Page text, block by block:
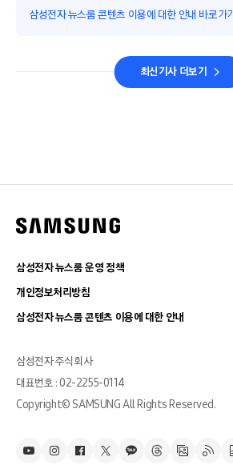
삼성전자 뉴스룸 콘텐츠 이용에 대한 안내 바로가기
최신기사 더보기
삼성전자 뉴스룸 운영 정책
개인정보처리방침
삼성전자 뉴스룸 콘텐츠 이용에 대한 안내
삼성전자 주식회사
대표번호 : 02-2255-0114
Copyright© SAMSUNG All Rights Reserved.